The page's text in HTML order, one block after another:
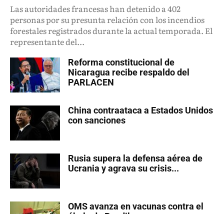
Las autoridades francesas han detenido a 402
personas por su presunta relación con los incendios
forestales registrados durante la actual temporada. El
representante del...
Reforma constitucional de
Nicaragua recibe respaldo del
PARLACEN
China contraataca a Estados Unidos
con sanciones
Rusia supera la defensa aérea de
Ucrania y agrava su crisis...
OMS avanza en vacunas contra el